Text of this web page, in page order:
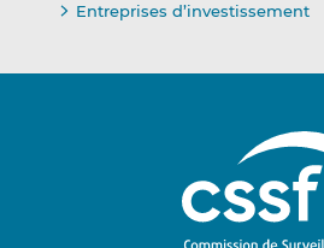
Entreprises d’investissement